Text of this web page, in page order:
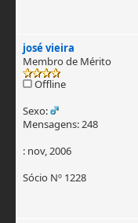
josé vieira
Membro de Mérito
Offline
Sexo:
Mensagens: 248
: nov, 2006
Sócio Nº 1228